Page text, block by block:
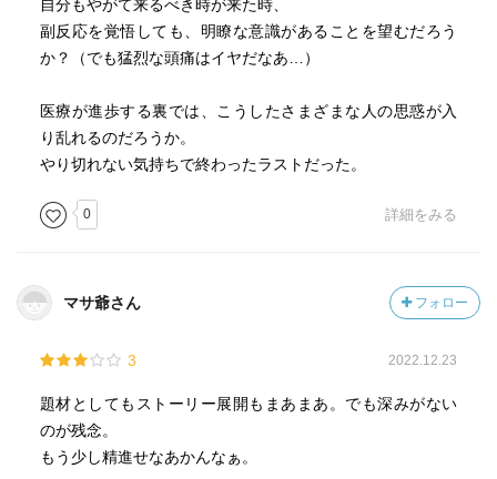
自分もやがて来るべき時が来た時、
副反応を覚悟しても、明瞭な意識があることを望むだろう
か？（でも猛烈な頭痛はイヤだなあ…）
医療が進歩する裏では、こうしたさまざまな人の思惑が入
り乱れるのだろうか。
やり切れない気持ちで終わったラストだった。
0 詳細をみる
マサ爺さん フォロー
3 2022.12.23
題材としてもストーリー展開もまあまあ。でも深みがない
のが残念。
もう少し精進せなあかんなぁ。